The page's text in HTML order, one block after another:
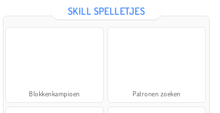
SKILL SPELLETJES
Blokkenkampioen Patronen zoeken